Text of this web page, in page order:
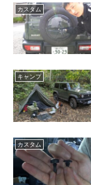
カスタム
キャンプ
カスタム